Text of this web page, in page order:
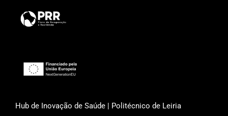
Hub de Inovação de Saúde | Politécnico de Leiria